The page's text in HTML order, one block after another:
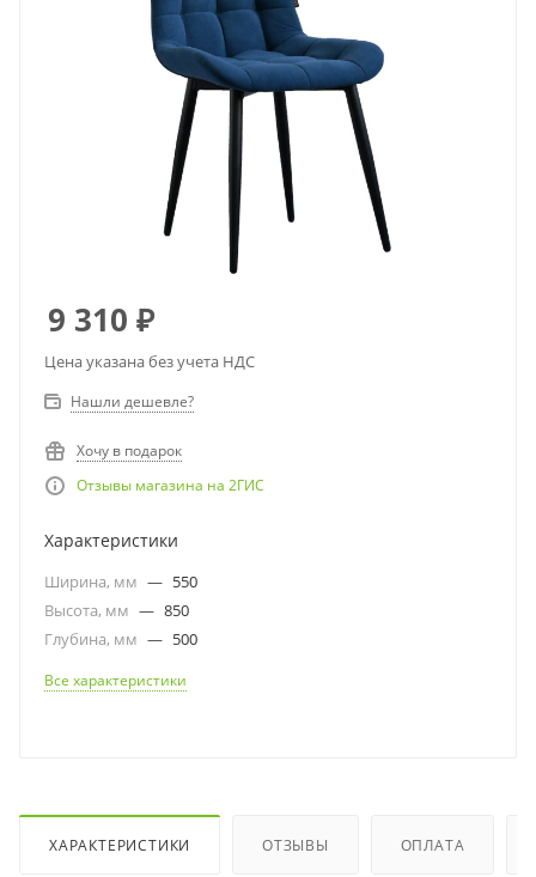
9 310 ₽
Цена указана без учета НДС
Нашли дешевле?
Хочу в подарок
Отзывы магазина на 2ГИС
Характеристики
Ширина, мм — 550
Высота, мм — 850
Глубина, мм — 500
Все характеристики
ХАРАКТЕРИСТИКИ ОТЗЫВЫ ОПЛАТА